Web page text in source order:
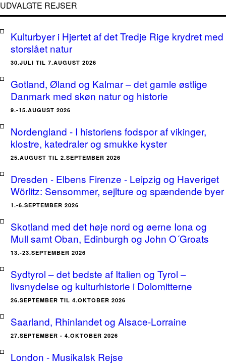
UDVALGTE REJSER
Kulturbyer i Hjertet af det Tredje Rige krydret med
storslået natur
30.JULI TIL 7.AUGUST 2026
Gotland, Øland og Kalmar – det gamle østlige
Danmark med skøn natur og historie
9.-15.AUGUST 2026
Nordengland - I historiens fodspor af vikinger,
klostre, katedraler og smukke kyster
25.AUGUST TIL 2.SEPTEMBER 2026
Dresden - Elbens Firenze - Leipzig og Haveriget
Wörlitz: Sensommer, sejlture og spændende byer
1.-6.SEPTEMBER 2026
Skotland med det høje nord og øerne Iona og
Mull samt Oban, Edinburgh og John O´Groats
13.-23.SEPTEMBER 2026
Sydtyrol – det bedste af Italien og Tyrol –
livsnydelse og kulturhistorie i Dolomitterne
26.SEPTEMBER TIL 4.OKTOBER 2026
Saarland, Rhinlandet og Alsace-Lorraine
27.SEPTEMBER - 4.OKTOBER 2026
London - Musikalsk Rejse